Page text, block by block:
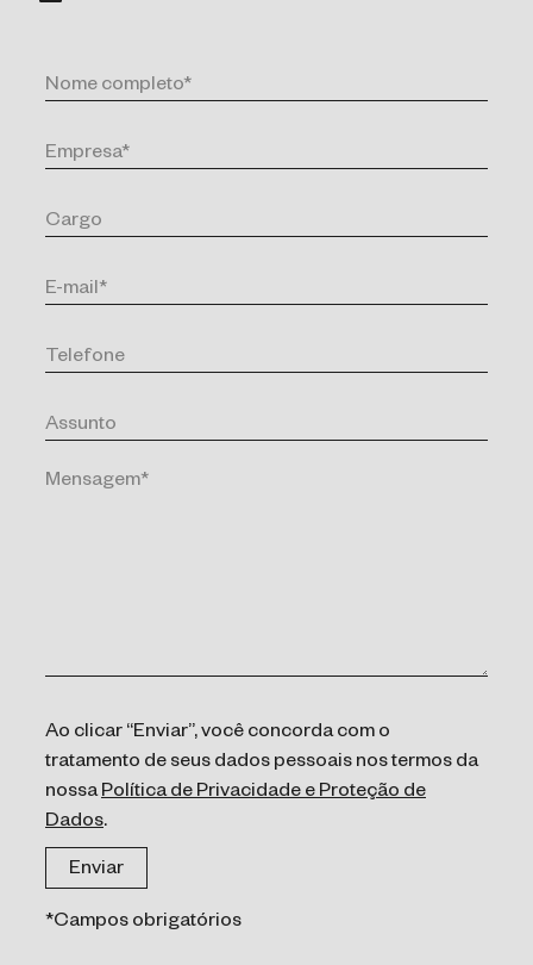
Ao clicar “Enviar”, você concorda com o
tratamento de seus dados pessoais nos termos da
nossaPolítica de Privacidade e Proteção de
Dados.
*Campos obrigatórios